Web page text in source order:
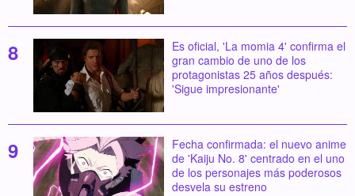
Es oficial, 'La momia 4' confirma el
gran cambio de uno de los
protagonistas 25 años después:
'Sigue impresionante'
Fecha confirmada: el nuevo anime
de 'Kaiju No. 8' centrado en el uno
de los personajes más poderosos
desvela su estreno